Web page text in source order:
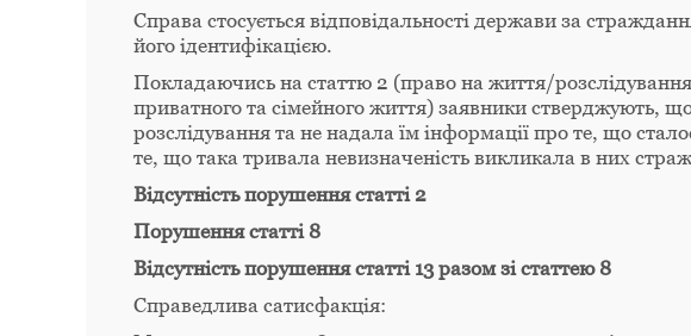
Справа стосується відповідальності держави за
його ідентифікацією.
Покладаючись на статтю 2 (право на життя/
приватного та сімейного життя) заявники стверджують,
розслідування та не надала їм інформації про те, що
те, що така тривала невизначеність викликала в них
Відсутність порушення статті 2
Порушення статті 8
Відсутність порушення статті 13 разом зі статтею 8
Справедлива сатисфакція: